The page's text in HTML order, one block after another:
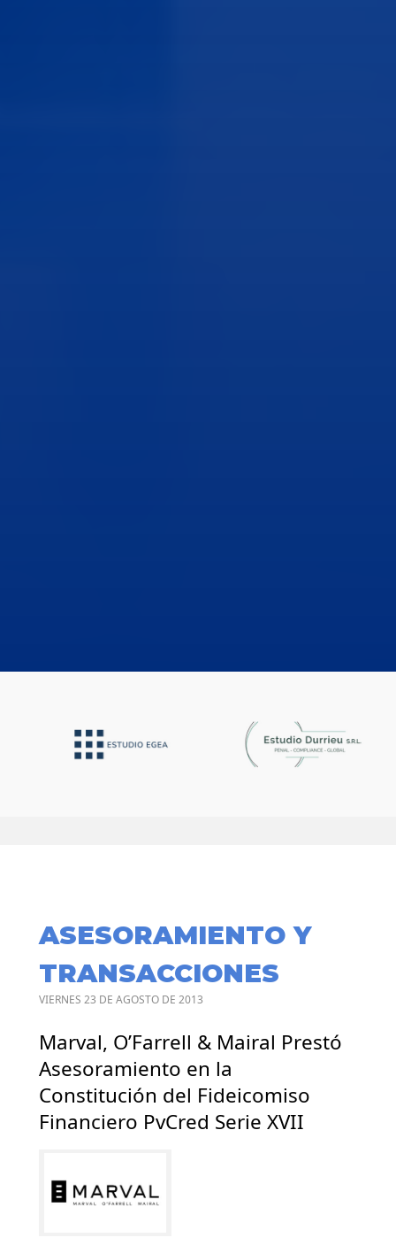
ASESORAMIENTO Y
TRANSACCIONES
VIERNES 23 DE AGOSTO DE 2013
Marval, O’Farrell & Mairal Prestó
Asesoramiento en la
Constitución del Fideicomiso
Financiero PvCred Serie XVII